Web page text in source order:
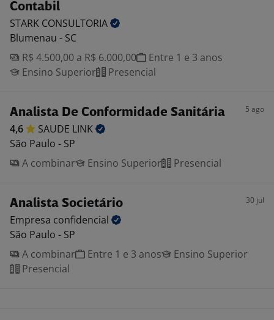
Contabil
STARK CONSULTORIA
Blumenau - SC
R$ 4.500,00 a R$ 6.000,00
Entre 1 e 3 anos
Ensino Superior
Presencial
Analista De Conformidade Sanitária 5 ago
4,6 SAUDE LINK
São Paulo - SP
A combinar
Ensino Superior Presencial
Analista Societário 30 jul
Empresa confidencial
São Paulo - SP
A combinar
Entre 1 e 3 anos
Ensino Superior
Presencial